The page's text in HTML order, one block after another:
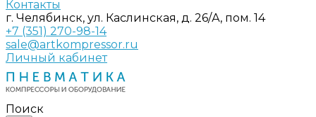
Контакты
г. Челябинск, ул. Каслинская, д. 26/А, пом. 14
+7 (351) 270-98-14
sale@artkompressor.ru
Личный кабинет
Поиск